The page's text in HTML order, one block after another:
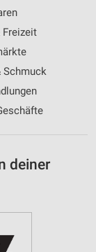
Freizeit
Schmuck
deiner